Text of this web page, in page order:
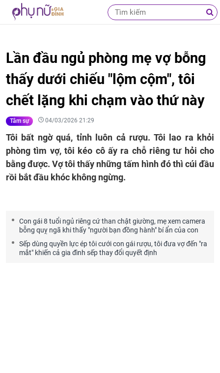
Lần đầu ngủ phòng mẹ vợ bỗng
thấy dưới chiếu "lộm cộm", tôi
chết lặng khi chạm vào thứ này
Tâm sự 04/03/2026 21:29
Tôi bất ngờ quá, tỉnh luôn cả rượu. Tôi lao ra khỏi
phòng tìm vợ, tôi kéo cô ấy ra chỗ riêng tư hỏi cho
bằng được. Vợ tôi thấy những tấm hình đó thì cúi đầu
rồi bắt đầu khóc không ngừng.
Con gái 8 tuổi ngủ riêng cứ than chật giường, mẹ xem camera
bỗng quỵ ngã khi thấy "người bạn đồng hành" bí ẩn của con
Sếp dùng quyền lực ép tôi cưới con gái rượu, tôi đưa vợ đến "ra
mắt" khiến cả gia đình sếp thay đổi quyết định